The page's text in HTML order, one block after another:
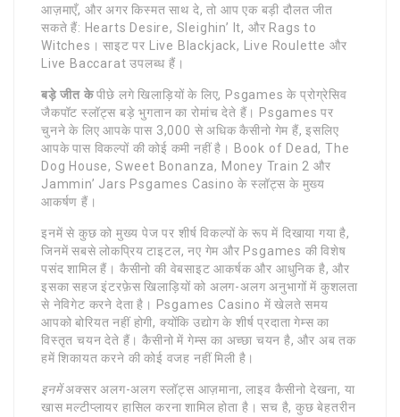
आज़माएँ, और अगर किस्मत साथ दे, तो आप एक बड़ी दौलत जीत
सकते हैं: Hearts Desire, Sleighin’ It, और Rags to
Witches। साइट पर Live Blackjack, Live Roulette और
Live Baccarat उपलब्ध हैं।
बड़े जीत केपीछे लगे खिलाड़ियों के लिए, Psgames के प्रोग्रेसिव
जैकपॉट स्लॉट्स बड़े भुगतान का रोमांच देते हैं। Psgames पर
चुनने के लिए आपके पास 3,000 से अधिक कैसीनो गेम हैं, इसलिए
आपके पास विकल्पों की कोई कमी नहीं है। Book of Dead, The
Dog House, Sweet Bonanza, Money Train 2 और
Jammin’ Jars Psgames Casino के स्लॉट्स के मुख्य
आकर्षण हैं।
इनमें से कुछ को मुख्य पेज पर शीर्ष विकल्पों के रूप में दिखाया गया है,
जिनमें सबसे लोकप्रिय टाइटल, नए गेम और Psgames की विशेष
पसंद शामिल हैं। कैसीनो की वेबसाइट आकर्षक और आधुनिक है, और
इसका सहज इंटरफ़ेस खिलाड़ियों को अलग-अलग अनुभागों में कुशलता
से नेविगेट करने देता है। Psgames Casino में खेलते समय
आपको बोरियत नहीं होगी, क्योंकि उद्योग के शीर्ष प्रदाता गेम्स का
विस्तृत चयन देते हैं। कैसीनो में गेम्स का अच्छा चयन है, और अब तक
हमें शिकायत करने की कोई वजह नहीं मिली है।
इनमेंअक्सर अलग-अलग स्लॉट्स आज़माना, लाइव कैसीनो देखना, या
खास मल्टीप्लायर हासिल करना शामिल होता है। सच है, कुछ बेहतरीन